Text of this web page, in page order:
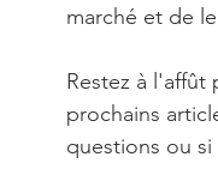
marché et de
Restez à l'affût
prochains
questions ou